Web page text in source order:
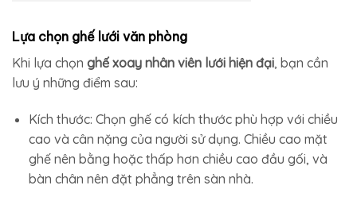
Lựa chọn ghế lưới văn phòng
Khi lựa chọn ghế xoay nhân viên lưới hiện đại, bạn cần
lưu ý những điểm sau:
Kích thước: Chọn ghế có kích thước phù hợp với chiều
cao và cân nặng của người sử dụng. Chiều cao mặt
ghế nên bằng hoặc thấp hơn chiều cao đầu gối, và
bàn chân nên đặt phẳng trên sàn nhà.